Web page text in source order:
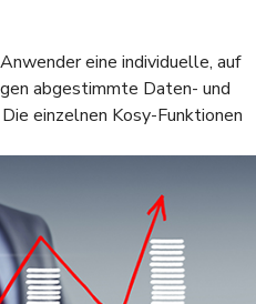
eine individuelle, auf
abgestimmte Daten- und
einzelnen Kosy-Funktionen